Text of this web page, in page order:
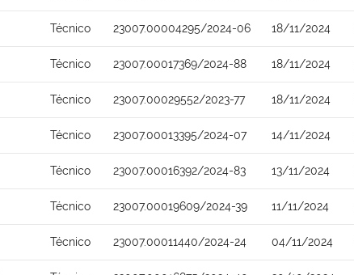
Técnico 23007.00004295/2024-06 18/11/2024
Técnico 23007.00017369/2024-88 18/11/2024
Técnico 23007.00029552/2023-77 18/11/2024
Técnico 23007.00013395/2024-07 14/11/2024
Técnico 23007.00016392/2024-83 13/11/2024
Técnico 23007.00019609/2024-39 11/11/2024
Técnico 23007.00011440/2024-24 04/11/2024